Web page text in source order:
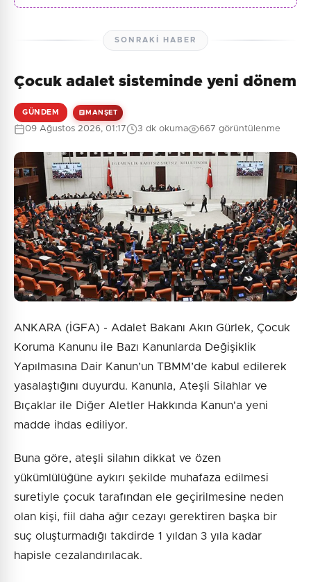
SONRAKI HABER
Çocuk adalet sisteminde yeni dönem
GÜNDEM MANŞET
09 Ağustos 2026, 01:17 3 dk okuma 667 görüntülenme
ANKARA (İGFA) - Adalet Bakanı Akın Gürlek, Çocuk
Koruma Kanunu ile Bazı Kanunlarda Değişiklik
Yapılmasına Dair Kanun’un TBMM’de kabul edilerek
yasalaştığını duyurdu. Kanunla, Ateşli Silahlar ve
Bıçaklar ile Diğer Aletler Hakkında Kanun'a yeni
madde ihdas ediliyor.
Buna göre, ateşli silahın dikkat ve özen
yükümlülüğüne aykırı şekilde muhafaza edilmesi
suretiyle çocuk tarafından ele geçirilmesine neden
olan kişi, fiil daha ağır cezayı gerektiren başka bir
suç oluşturmadığı takdirde 1 yıldan 3 yıla kadar
hapisle cezalandırılacak.